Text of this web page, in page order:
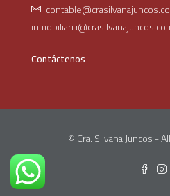
Contáctenos
© Cra. Silvana Juncos -